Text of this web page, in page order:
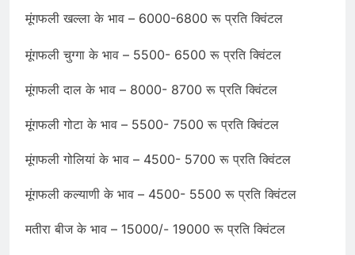
मूंगफली खल्ला के भाव – 6000-6800 रू प्रति क्विंटल
मूंगफली चुग्गा के भाव – 5500- 6500 रू प्रति क्विंटल
मूंगफली दाल के भाव – 8000- 8700 रू प्रति क्विंटल
मूंगफली गोटा के भाव – 5500- 7500 रू प्रति क्विंटल
मूंगफली गोलियां के भाव – 4500- 5700 रू प्रति क्विंटल
मूंगफली कल्याणी के भाव – 4500- 5500 रू प्रति क्विंटल
मतीरा बीज के भाव – 15000/- 19000 रू प्रति क्विंटल